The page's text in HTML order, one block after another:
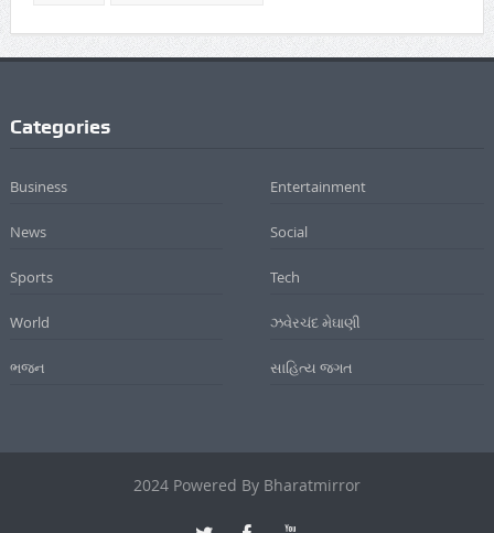
Categories
Business Entertainment
News Social
Sports Tech
World ઝવેરચંદ મેઘાણી
ભજન સાહિત્ય જગત
2024 Powered By Bharatmirror